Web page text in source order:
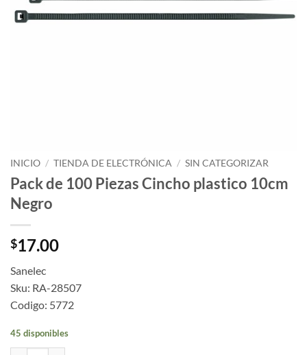
INICIO / TIENDA DE ELECTRÓNICA / SIN CATEGORIZAR
Pack de 100 Piezas Cincho plastico 10cm
Negro
$17.00
Sanelec
Sku: RA-28507
Codigo: 5772
45 disponibles